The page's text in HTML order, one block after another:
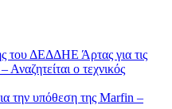
του ΔΕΔΔΗΕ Άρτας για τις
ο τεχνικός
την υπόθεση της Marfin –